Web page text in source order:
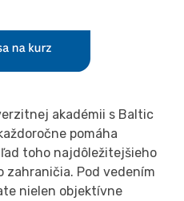
akadémii s Baltic
pomáha
toho najdôležitejšieho
zahraničia. Pod vedením
nielen objektívne